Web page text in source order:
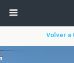
Volver a